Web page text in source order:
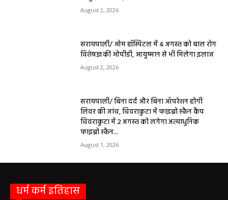
August 2, 2026
सरायपाली/ ओम हॉस्पिटल में 4 अगस्त को बाल रोग
विशेषज्ञ की ओपीडी, आयुष्मान से भी मिलेगा इलाज
August 2, 2026
सरायपाली/ बिना दर्द और बिना ऑपरेशन होगी
लिवर की जांच, चिवराकुटा में फाइब्रो स्कैन कैंप
चिवराकुटा में 2 अगस्त को लगेगा अत्याधुनिक
फाइब्रो स्कैन...
August 1, 2026
धर्म कर्म इतिहास